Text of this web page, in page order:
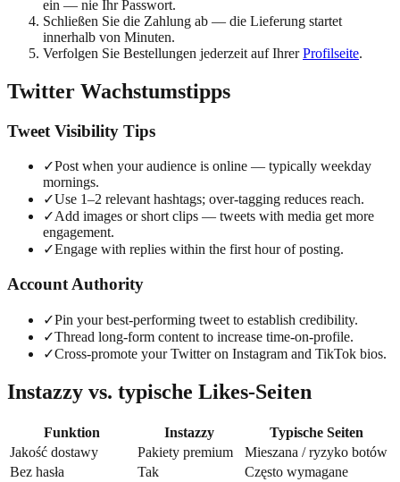
ein — nie Ihr Passwort.
Schließen Sie die Zahlung ab — die Lieferung startet
innerhalb von Minuten.
Verfolgen Sie Bestellungen jederzeit auf IhrerProfilseite.
Twitter Wachstumstipps
Tweet Visibility Tips
✓Post when your audience is online — typically weekday
mornings.
✓Use 1–2 relevant hashtags; over-tagging reduces reach.
✓Add images or short clips — tweets with media get more
engagement.
✓Engage with replies within the first hour of posting.
Account Authority
✓Pin your best-performing tweet to establish credibility.
✓Thread long-form content to increase time-on-profile.
✓Cross-promote your Twitter on Instagram and TikTok bios.
Instazzy vs. typische Likes-Seiten
Funktion Instazzy
Typische Seiten
Jakość dostawy
Pakiety premium
Mieszana / ryzyko botów
Bez hasła
Tak
Często wymagane